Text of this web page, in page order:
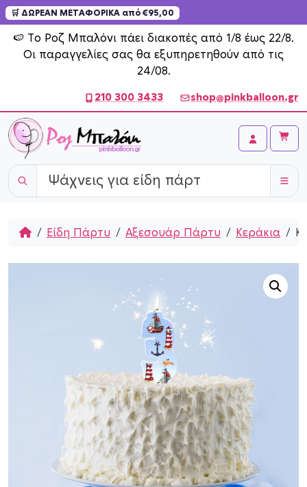
🛒 ΔΩΡΕΑΝ ΜΕΤΑΦΟΡΙΚΑ από €95,00
🍉 Το Ροζ Μπαλόνι πάει διακοπές από 1/8 έως 22/8.
Οι παραγγελίες σας θα εξυπηρετηθούν από τις
24/08.
Skip to content
210 300 3433 shop@pinkballoon.gr
Account
Cart
HomeΕίδη Πάρτυ Αξεσουάρ Πάρτυ Κεράκια